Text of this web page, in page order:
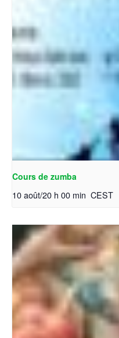
Cours de zumba
10 août/20 h 00 min CEST